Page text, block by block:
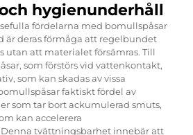
hygienunderhåll
fördelarna med bomullspåsar
är deras förmåga att regelbundet
utan att materialet försämras. Till
som förstörs vid vattenkontakt,
som kan skadas av vissa
faktiskt fördel av
som tar bort ackumulerad smuts,
kan accelerera
tvättningsbarhet innebär att